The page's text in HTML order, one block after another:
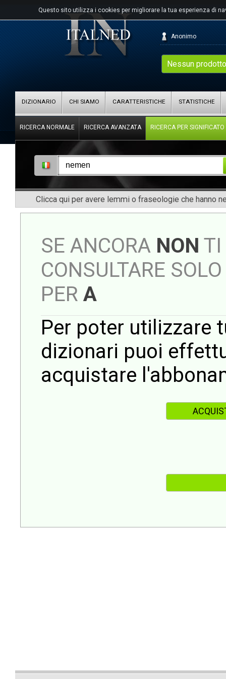
Questo sito utilizza i cookies per migliorare la tua esperienza di
Nessun
Anonimo
DIZIONARIO CHI SIAMO CARATTERISTICHE STATISTICHE
RICERCA NORMALE RICERCA AVANZATA RICERCA PER SIGNIFICATO
Clicca qui per avere lemmi o fraseologie che hanno
SE ANCORA NON TI
CONSULTARE
PER A
Per poter utilizzare
dizionari puoi
acquistare